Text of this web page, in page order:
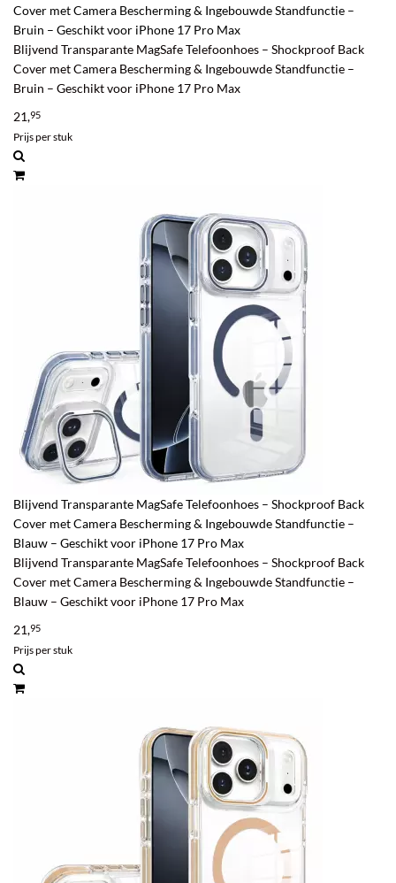
Cover met Camera Bescherming & Ingebouwde Standfunctie –
Bruin – Geschikt voor iPhone 17 Pro Max
Blijvend Transparante MagSafe Telefoonhoes – Shockproof Back
Cover met Camera Bescherming & Ingebouwde Standfunctie –
Bruin – Geschikt voor iPhone 17 Pro Max
21,95
Prijs per stuk
Blijvend Transparante MagSafe Telefoonhoes – Shockproof Back
Cover met Camera Bescherming & Ingebouwde Standfunctie –
Blauw – Geschikt voor iPhone 17 Pro Max
Blijvend Transparante MagSafe Telefoonhoes – Shockproof Back
Cover met Camera Bescherming & Ingebouwde Standfunctie –
Blauw – Geschikt voor iPhone 17 Pro Max
21,95
Prijs per stuk